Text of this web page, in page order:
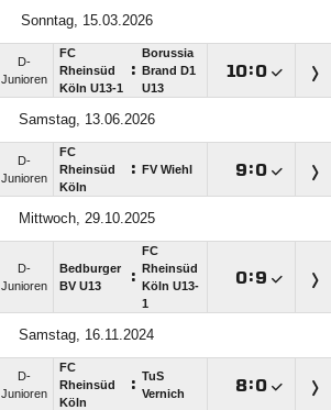
Sonntag, 15.03.2026
D-
Junioren
FC
Rheinsüd
Köln U13-1
:
Borussia
Brand D1
U13
:
Samstag, 13.06.2026
D-
Junioren
FC
Rheinsüd
Köln
: FV Wiehl :
Mittwoch, 29.10.2025
D-
Junioren
Bedburger
BV U13
:
FC
Rheinsüd
Köln U13-
1
:
Samstag, 16.11.2024
D-
Junioren
FC
Rheinsüd
Köln
: TuS
Vernich
: